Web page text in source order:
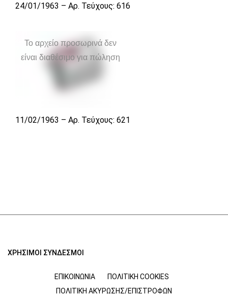
24/01/1963 – Αρ. Τεύχους: 616
Το αρχείο προσωρινά δεν
είναι διαθέσιμο για πώληση
11/02/1963 – Αρ. Τεύχους: 621
ΧΡΗΣΙΜΟΙ ΣΥΝΔΕΣΜΟΙ
ΕΠΙΚΟΙΝΩΝΊΑ
ΠΟΛΙΤΙΚΉ COOKIES
ΠΟΛΙΤΙΚΉ ΑΚΎΡΩΣΗΣ/ΕΠΙΣΤΡΟΦΏΝ